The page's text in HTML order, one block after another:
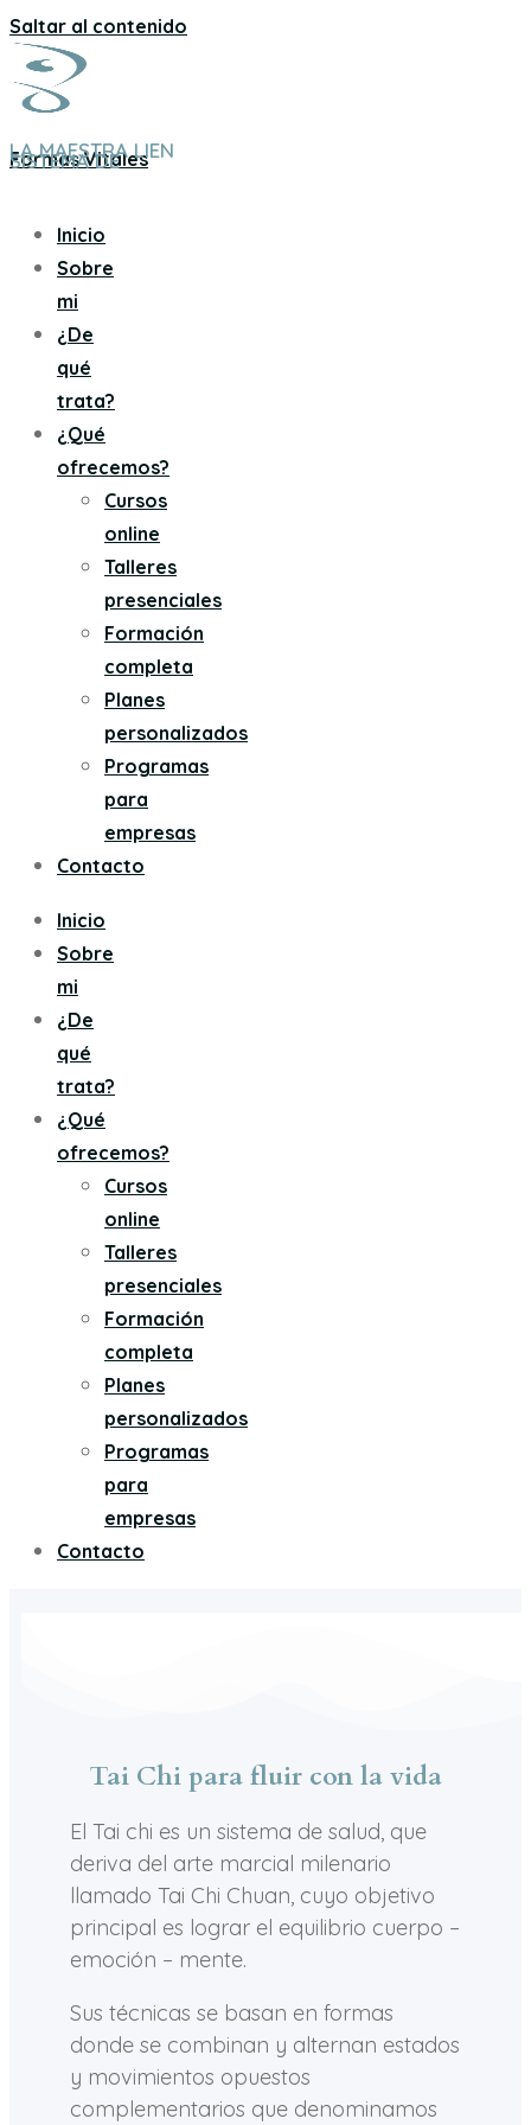
Saltar al contenido
Formas Vitales
SISTEMA DE
LA MAESTRA LIEN
Inicio
Sobre
mi
¿De
qué
trata?
¿Qué
ofrecemos?
Cursos
online
Talleres
presenciales
Formación
completa
Planes
personalizados
Programas
para
empresas
Contacto
Inicio
Sobre
mi
¿De
qué
trata?
¿Qué
ofrecemos?
Cursos
online
Talleres
presenciales
Formación
completa
Planes
personalizados
Programas
para
empresas
Contacto
Tai Chi para fluir con la vida
El Tai chi es un sistema de salud, que
deriva del arte marcial milenario
llamado Tai Chi Chuan, cuyo objetivo
principal es lograr el equilibrio cuerpo –
emoción – mente.
Sus técnicas se basan en formas
donde se combinan y alternan estados
y movimientos opuestos
complementarios que denominamos